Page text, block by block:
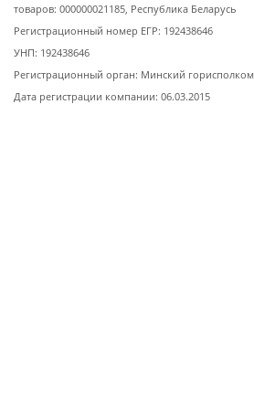
товаров: 000000021185, Республика Беларусь
Регистрационный номер ЕГР: 192438646
УНП: 192438646
Регистрационный орган: Минский горисполком
Дата регистрации компании: 06.03.2015